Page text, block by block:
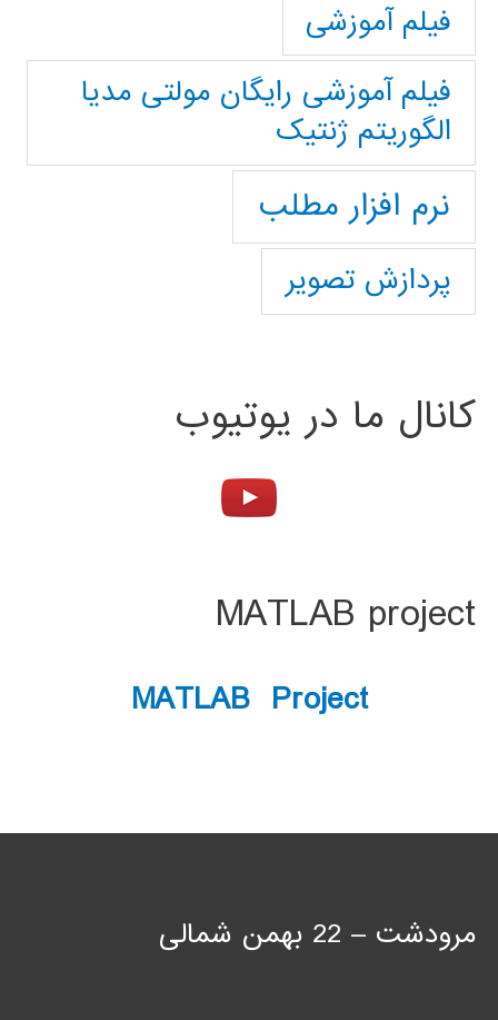
فیلم آموزشی
فیلم آموزشی رایگان مولتی مدیا
الگوریتم ژنتیک
نرم افزار مطلب
پردازش تصویر
کانال ما در یوتیوب
MATLAB project
MATLAB Project
مرودشت – 22 بهمن شمالی